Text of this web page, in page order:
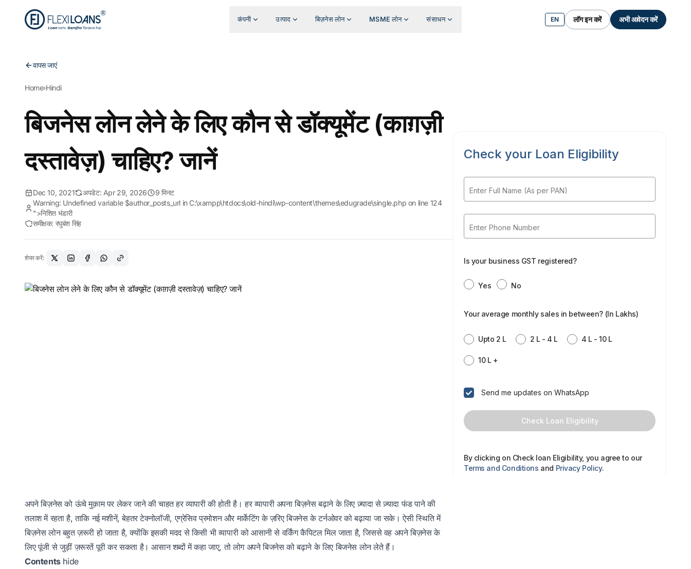
कंपनी उत्पाद बिज़नेस लोन MSME लोन संसाधन EN लॉग इन करें अभी आवेदन करें
वापस जाएं
Home›Hindi
बिजनेस लोन लेने के लिए कौन से डॉक्यूमेंट (काग़ज़ी
दस्तावेज़) चाहिए? जानें
Dec 10, 2021 अपडेट: Apr 29, 2026
9 मिनट
Warning: Undefined variable $author_posts_url in C:\xampp\htdocs\old-hindi\wp-content\themes\edugrade\single.php on line 124
">निशित भंडारी
समीक्षक: रघुबंश सिंह
शेयर करें:
अपने बिज़नेस को ऊंचे मुक़ाम पर लेकर जाने की चाहत हर व्यापारी की होती है। हर व्यापारी अपना बिज़नेस बढ़ाने के लिए ज़्यादा से ज़्यादा फंड पाने की
तलाश में रहता है, ताकि नई मशीनें, बेहतर टेक्नोलॉजी, एग्रेसिव प्रमोशन और मार्केटिंग के ज़रिए बिजनेस के टर्नओवर को बढ़ाया जा सके। ऐसी स्थिति में
बिज़नेस लोन बहुत ज़रूरी हो जाता है, क्योंकि इसकी मदद से किसी भी व्यापारी को आसानी से वर्किंग कैपिटल मिल जाता है, जिससे वह अपने बिज़नेस के
लिए पूंजी से जुड़ीं ज़रूरतें पूरी कर सकता है। आसान शब्दों में कहा जाए, तो लोग अपने बिजनेस को बढ़ाने के लिए बिजनेस लोन लेते हैं।
Contents hide